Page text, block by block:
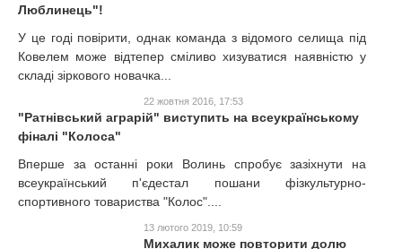
Люблинець"!
У це годі повірити, однак команда з відомого селища під
Ковелем може відтепер сміливо хизуватися наявністю у
складі зіркового новачка...
22 жовтня 2016, 17:53
"Ратнівський аграрій" виступить на всеукраїнському
фіналі "Колоса"
Вперше за останні роки Волинь спробує зазіхнути на
всеукраїнський п'єдестал пошани фізкультурно-
спортивного товариства "Колос"....
13 лютого 2019, 10:59
Михалик може повторити долю